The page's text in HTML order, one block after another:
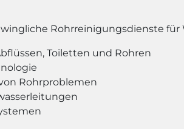
Rohrreinigungsdienste
Toiletten und Rohren
Rohrproblemen